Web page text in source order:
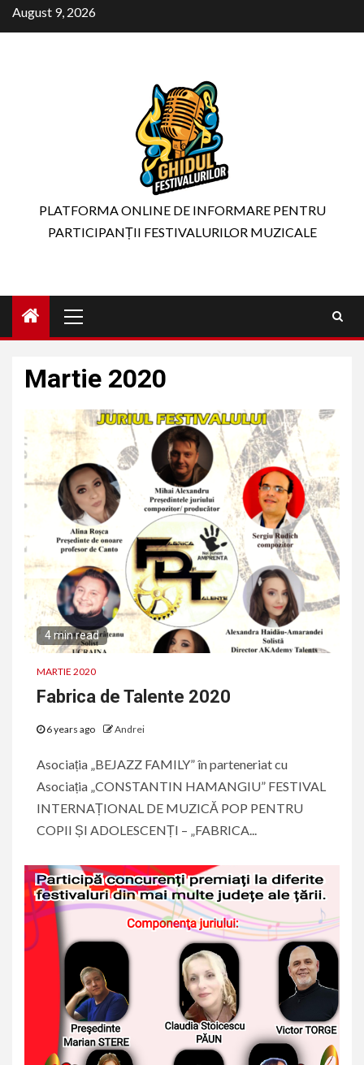
Skip
to
August 9, 2026
PLATFORMA ONLINE DE INFORMARE PENTRU
PARTICIPANȚII FESTIVALURILOR MUZICALE
Menu
Martie 2020
4 min read
MARTIE 2020
Fabrica de Talente 2020
6 years ago Andrei
Asociația „BEJAZZ FAMILY” în parteneriat cu
Asociația „CONSTANTIN HAMANGIU” FESTIVAL
INTERNAȚIONAL DE MUZICĂ POP PENTRU
COPII ȘI ADOLESCENȚI – „FABRICA...